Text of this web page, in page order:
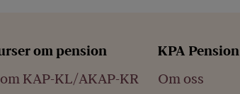
om pension
KAP-KL/AKAP-KR
KPA Pension
Om oss